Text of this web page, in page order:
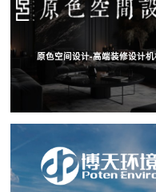
原色空间设计-高端装修设计